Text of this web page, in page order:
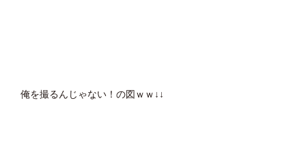
俺を撮るんじゃない！の図ｗｗ↓↓